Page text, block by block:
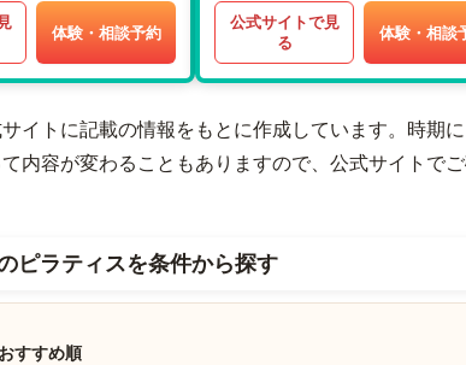
体験・相談予約
公式サイトで見
る
体験・相談
イトに記載の情報をもとに作成しています。時期
内容が変わることもありますので、公式サイトでご
ピラティスを条件から探す
すすめ順